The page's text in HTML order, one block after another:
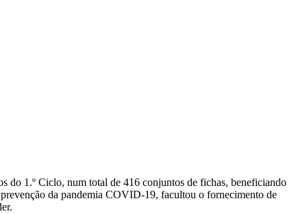
do 1.º Ciclo, num total de 416 conjuntos de fichas, beneficiando
da pandemia COVID-19, facultou o fornecimento de